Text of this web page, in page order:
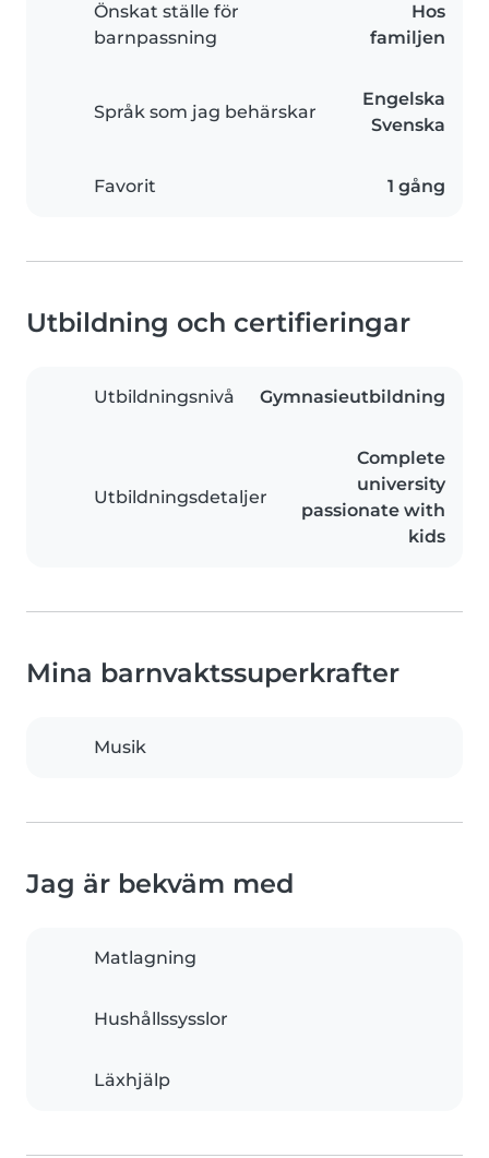
Önskat ställe för
barnpassning
Hos
familjen
Språk som jag behärskar
Engelska
Svenska
Favorit 1 gång
Utbildning och certifieringar
Utbildningsnivå Gymnasieutbildning
Utbildningsdetaljer
Complete
university
passionate with
kids
Mina barnvaktssuperkrafter
Musik
Jag är bekväm med
Matlagning
Hushållssysslor
Läxhjälp